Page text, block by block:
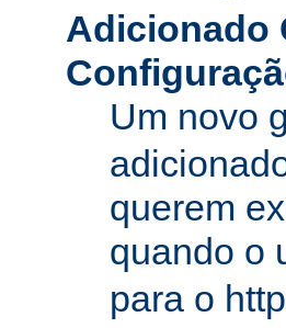
Adicionado
Um novo
querem
quando o
para o